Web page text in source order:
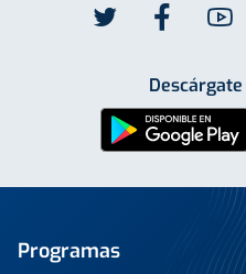
Programas